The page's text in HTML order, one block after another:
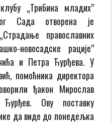
„Трибина младих”
Сада отворена је
православних
новосадске рације”
и Петра Ђурђева. У
помоћника директора
ђакон Мирослав
Ову поставку
да виде до понедељка